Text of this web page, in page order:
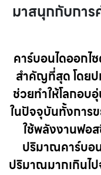
มาสนุกกับการ
คาร์บอนไดออกไ
สำคัญที่สุด โดยป
ช่วยทำให้โลกอ
ในปัจจุบันทั้งการ
ใช้พลังงานฟอ
ปริมาณคาร์บอ
ปริมาณมากเกินไป